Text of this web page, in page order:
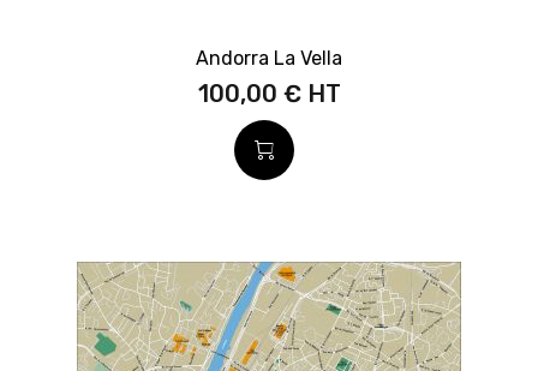
Andorra La Vella
100,00 €